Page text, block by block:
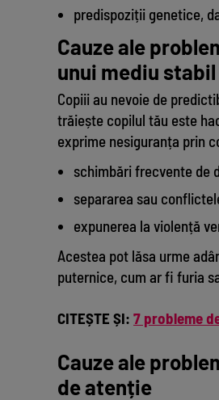
predispoziții genetice,
Cauze ale
unui mediu
Copiii au nevoie de
trăiește copilul tău este
exprime nesiguranța prin
schimbări frecvente de
separarea sau
expunerea la violență
Acestea pot lăsa urme
puternice, cum ar fi furia
CITEȘTE ȘI: 7 probleme
Cauze ale
de atenție